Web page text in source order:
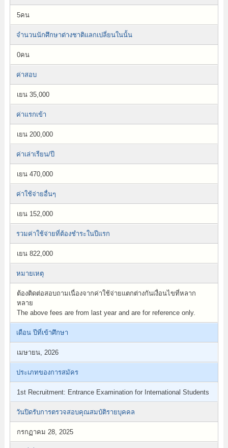
5คน
จำนวนนักศึกษาต่างชาติแลกเปลี่ยนในนั้น
0คน
ค่าสอบ
เยน 35,000
ค่าแรกเข้า
เยน 200,000
ค่าเล่าเรียน/ปี
เยน 470,000
ค่าใช้จ่ายอื่นๆ
เยน 152,000
รวมค่าใช้จ่ายที่ต้องชำระในปีแรก
เยน 822,000
หมายเหตุ
ต้องติดต่อสอบถามเนื่องจากค่าใช้จ่ายแตกต่างกันเงื่อนไขที่หลาก
หลาย
The above fees are from last year and are for reference only.
เดือน ปีที่เข้าศึกษา
เมษายน, 2026
ประเภทของการสมัคร
1st Recruitment: Entrance Examination for International Students
วันปิดรับการตรวจสอบคุณสมบัติรายบุคคล
กรกฏาคม 28, 2025